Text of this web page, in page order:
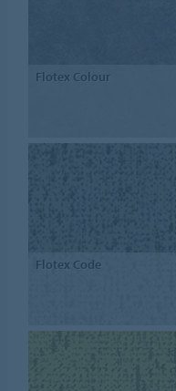
Flotex Colour
Flotex Code